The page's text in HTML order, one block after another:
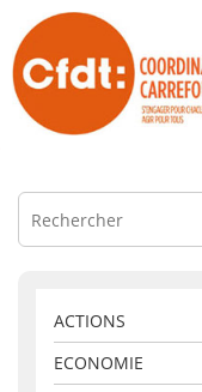
PRÉSENTATION
LA GAZETTE
BOITE À OUTILS
ACTIONS
ECONOMIE